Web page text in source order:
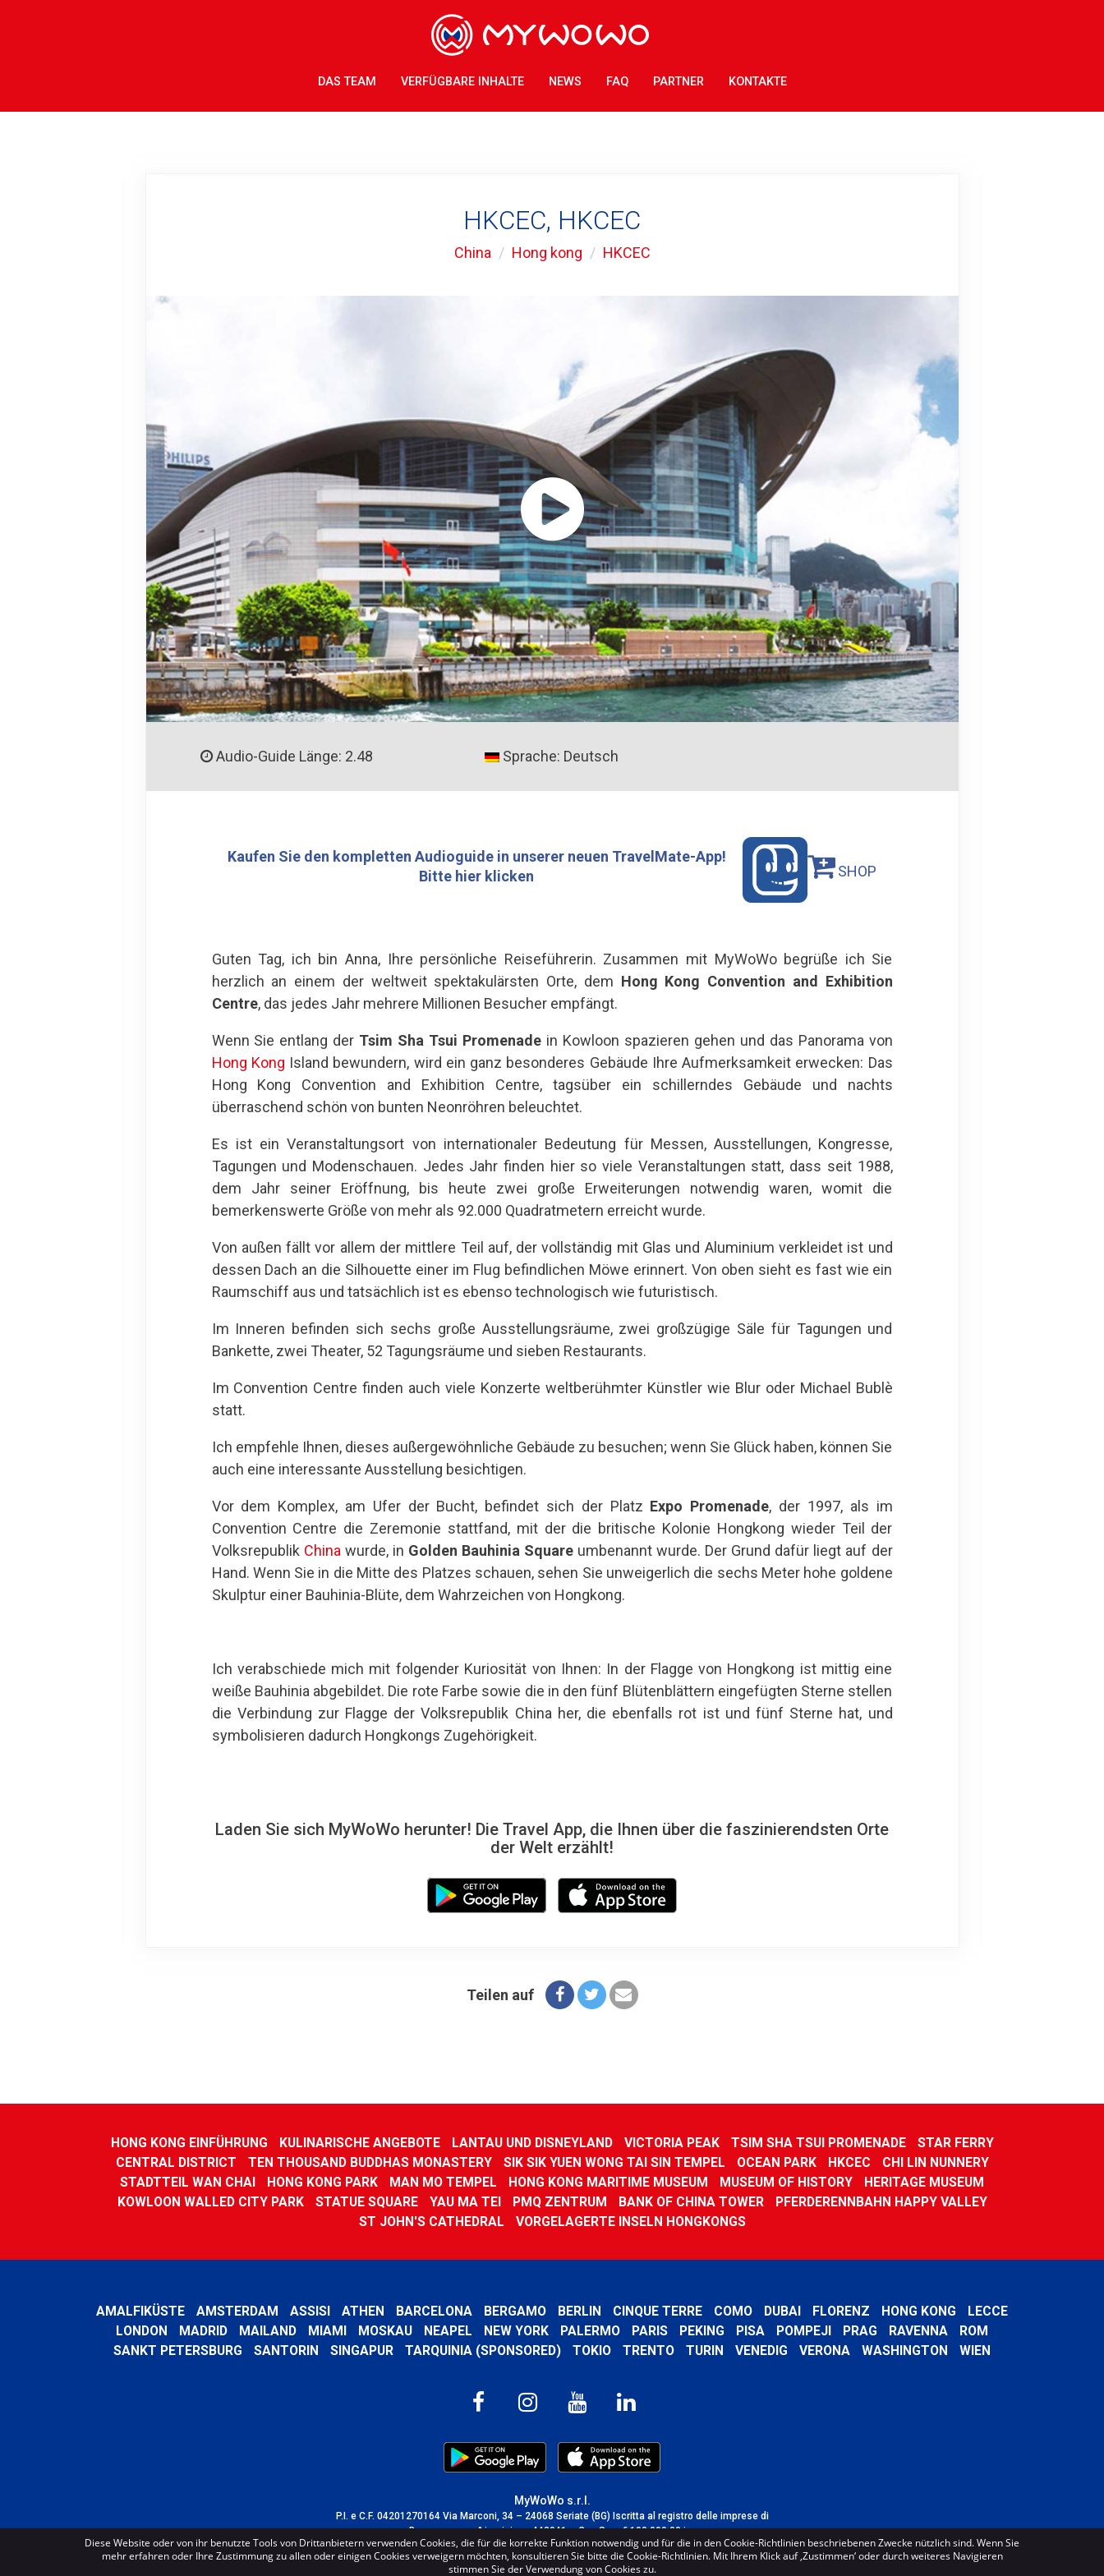
DAS TEAM VERFÜGBARE INHALTE NEWS FAQ PARTNER KONTAKTE
HKCEC, HKCEC
China Hong kong HKCEC
Audio-Guide Länge: 2.48 Sprache: Deutsch
Kaufen Sie den kompletten Audioguide in unserer neuen TravelMate-App!
Bitte hier klicken
SHOP
Guten Tag, ich bin Anna, Ihre persönliche Reiseführerin. Zusammen mit MyWoWo begrüße ich Sie
herzlich an einem der weltweit spektakulärsten Orte, dem Hong Kong Convention and Exhibition
Centre, das jedes Jahr mehrere Millionen Besucher empfängt.
Wenn Sie entlang der Tsim Sha Tsui Promenade in Kowloon spazieren gehen und das Panorama von
Hong Kong Island bewundern, wird ein ganz besonderes Gebäude Ihre Aufmerksamkeit erwecken: Das
Hong Kong Convention and Exhibition Centre, tagsüber ein schillerndes Gebäude und nachts
überraschend schön von bunten Neonröhren beleuchtet.
Es ist ein Veranstaltungsort von internationaler Bedeutung für Messen, Ausstellungen, Kongresse,
Tagungen und Modenschauen. Jedes Jahr finden hier so viele Veranstaltungen statt, dass seit 1988,
dem Jahr seiner Eröffnung, bis heute zwei große Erweiterungen notwendig waren, womit die
bemerkenswerte Größe von mehr als 92.000 Quadratmetern erreicht wurde.
Von außen fällt vor allem der mittlere Teil auf, der vollständig mit Glas und Aluminium verkleidet ist und
dessen Dach an die Silhouette einer im Flug befindlichen Möwe erinnert. Von oben sieht es fast wie ein
Raumschiff aus und tatsächlich ist es ebenso technologisch wie futuristisch.
Im Inneren befinden sich sechs große Ausstellungsräume, zwei großzügige Säle für Tagungen und
Bankette, zwei Theater, 52 Tagungsräume und sieben Restaurants.
Im Convention Centre finden auch viele Konzerte weltberühmter Künstler wie Blur oder Michael Bublè
statt.
Ich empfehle Ihnen, dieses außergewöhnliche Gebäude zu besuchen; wenn Sie Glück haben, können Sie
auch eine interessante Ausstellung besichtigen.
Vor dem Komplex, am Ufer der Bucht, befindet sich der Platz Expo Promenade, der 1997, als im
Convention Centre die Zeremonie stattfand, mit der die britische Kolonie Hongkong wieder Teil der
Volksrepublik China wurde, in Golden Bauhinia Squareumbenannt wurde. Der Grund dafür liegt auf der
Hand. Wenn Sie in die Mitte des Platzes schauen, sehen Sie unweigerlich die sechs Meter hohe goldene
Skulptur einer Bauhinia-Blüte, dem Wahrzeichen von Hongkong.
Ich verabschiede mich mit folgender Kuriosität von Ihnen: In der Flagge von Hongkong ist mittig eine
weiße Bauhinia abgebildet. Die rote Farbe sowie die in den fünf Blütenblättern eingefügten Sterne stellen
die Verbindung zur Flagge der Volksrepublik China her, die ebenfalls rot ist und fünf Sterne hat, und
symbolisieren dadurch Hongkongs Zugehörigkeit.
Laden Sie sich MyWoWo herunter! Die Travel App, die Ihnen über die faszinierendsten Orte
der Welt erzählt!
Teilen auf
HONG KONG EINFÜHRUNG KULINARISCHE ANGEBOTE LANTAU UND DISNEYLAND VICTORIA PEAK TSIM SHA TSUI PROMENADE
STAR FERRY
CENTRAL DISTRICT
TEN THOUSAND BUDDHAS MONASTERY SIK SIK YUEN WONG TAI SIN TEMPEL OCEAN PARK HKCEC
CHI LIN NUNNERY
STADTTEIL WAN CHAI
HONG KONG PARK MAN MO TEMPEL HONG KONG MARITIME MUSEUM MUSEUM OF HISTORY
HERITAGE MUSEUM
KOWLOON WALLED CITY PARK
STATUE SQUARE YAU MA TEI PMQ ZENTRUM BANK OF CHINA TOWER
PFERDERENNBAHN HAPPY VALLEY
ST JOHN'S CATHEDRAL
VORGELAGERTE INSELN HONGKONGS
AMALFIKÜSTE AMSTERDAM ASSISI ATHEN BARCELONA BERGAMO BERLIN CINQUE TERRE COMO DUBAI FLORENZ HONG KONG
LECCE
LONDON
MADRID MAILAND MIAMI MOSKAU NEAPEL NEW YORK PALERMO PARIS PEKING PISA POMPEJI PRAG RAVENNA
ROM
SANKT PETERSBURG
SANTORIN SINGAPUR TARQUINIA (SPONSORED) TOKIO TRENTO TURIN VENEDIG VERONA WASHINGTON WIEN
MyWoWo s.r.l.
P.I. e C.F. 04201270164 Via Marconi, 34 – 24068 Seriate (BG) Iscritta al registro delle imprese di
Bergamo con n° iscrizione 443941 – Cap.Soc. € 100.000,00 i.v.
TERMS AND CONDITIONS -CREDITS
Diese Website oder von ihr benutzte Tools von Drittanbietern verwenden Cookies, die für die korrekte Funktion notwendig und für die in den Cookie-Richtlinien beschriebenen Zwecke nützlich sind. Wenn Sie
mehr erfahren oder Ihre Zustimmung zu allen oder einigen Cookies verweigern möchten, konsultieren Sie bitte die Cookie-Richtlinien. Mit Ihrem Klick auf ‚Zustimmen‘ oder durch weiteres Navigieren
stimmen Sie der Verwendung von Cookies zu.